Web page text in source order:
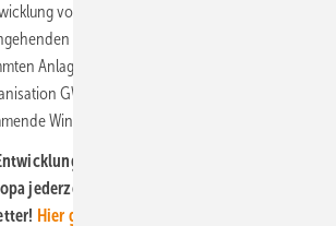
von 40 GW schwimmender und 1,4 bis
Gründungsstrukturen in den
Anlagenparks. Die
GWEC schätzt das portugiesische
Windparks sogar auf 131 GW.
im Bereich der Offshore-
jederzeit im Blick - mit unserem
Hier geht's zur Anmeldung